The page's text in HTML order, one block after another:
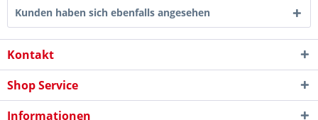
Kunden haben sich ebenfalls angesehen
Kontakt
Shop Service
Informationen